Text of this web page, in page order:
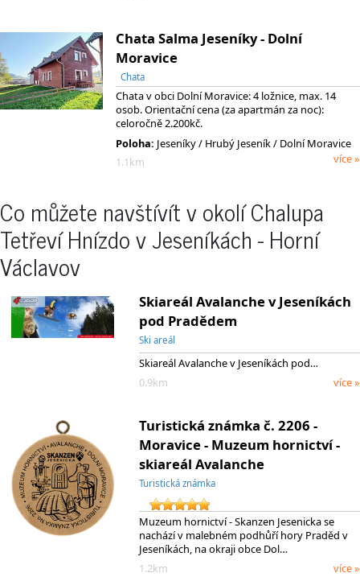
Chata Salma Jeseníky - Dolní
Moravice
Chata
Chata v obci Dolní Moravice: 4 ložnice, max. 14
osob. Orientační cena (za apartmán za noc):
celoročně 2.200kč.
Poloha: Jeseníky/ Hrubý Jeseník/ Dolní Moravice
1.1km
více »
Co můžete navštívít v okolí Chalupa
Tetřeví Hnízdo v Jeseníkách - Horní
Václavov
Skiareál Avalanche v Jeseníkách
pod Pradědem
Ski areál
Skiareál Avalanche v Jeseníkách pod…
0.9km
více »
Turistická známka č. 2206 -
Moravice - Muzeum hornictví -
skiareál Avalanche
Turistická známka
Muzeum hornictví - Skanzen Jesenicka se
nachází v malebném podhůří hory Praděd v
Jeseníkách, na okraji obce Dol…
1.2km
více »